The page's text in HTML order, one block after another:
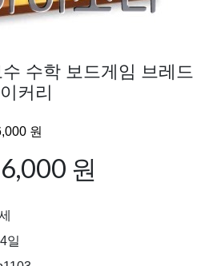
수학 보드게임 브레드
커리
원
일